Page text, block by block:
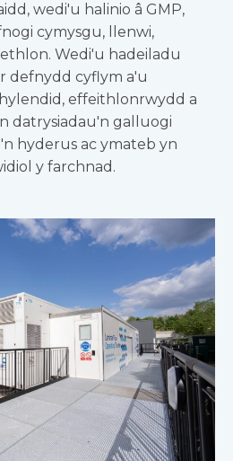
wedi'u halinio â GMP,
cymysgu, llenwi,
Wedi'u hadeiladu
defnydd cyflym a'u
effeithlonrwydd a
datrysiadau'n galluogi
hyderus ac ymateb yn
y farchnad.